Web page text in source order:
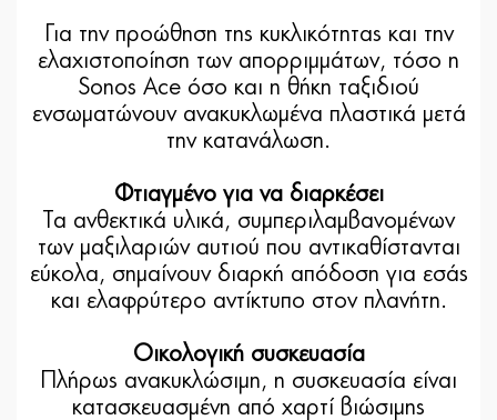
Για την προώθηση της κυκλικότητας και την
ελαχιστοποίηση των απορριμμάτων, τόσο η
Sonos Ace όσο και η θήκη ταξιδιού
ενσωματώνουν ανακυκλωμένα πλαστικά μετά
την κατανάλωση.
Φτιαγμένο για να διαρκέσει
Τα ανθεκτικά υλικά, συμπεριλαμβανομένων
των μαξιλαριών αυτιού που αντικαθίστανται
εύκολα, σημαίνουν διαρκή απόδοση για εσάς
και ελαφρύτερο αντίκτυπο στον πλανήτη.
Οικολογική συσκευασία
Πλήρως ανακυκλώσιμη, η συσκευασία είναι
κατασκευασμένη από χαρτί βιώσιμης